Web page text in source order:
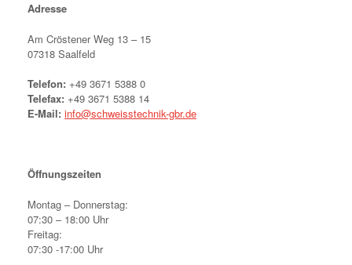
Adresse
Am Cröstener Weg 13 – 15
07318 Saalfeld
Telefon: +49 3671 5388 0
Telefax: +49 3671 5388 14
E-Mail: info@schweisstechnik-gbr.de
Öffnungszeiten
Montag – Donnerstag:
07:30 – 18:00 Uhr
Freitag:
07:30 -17:00 Uhr